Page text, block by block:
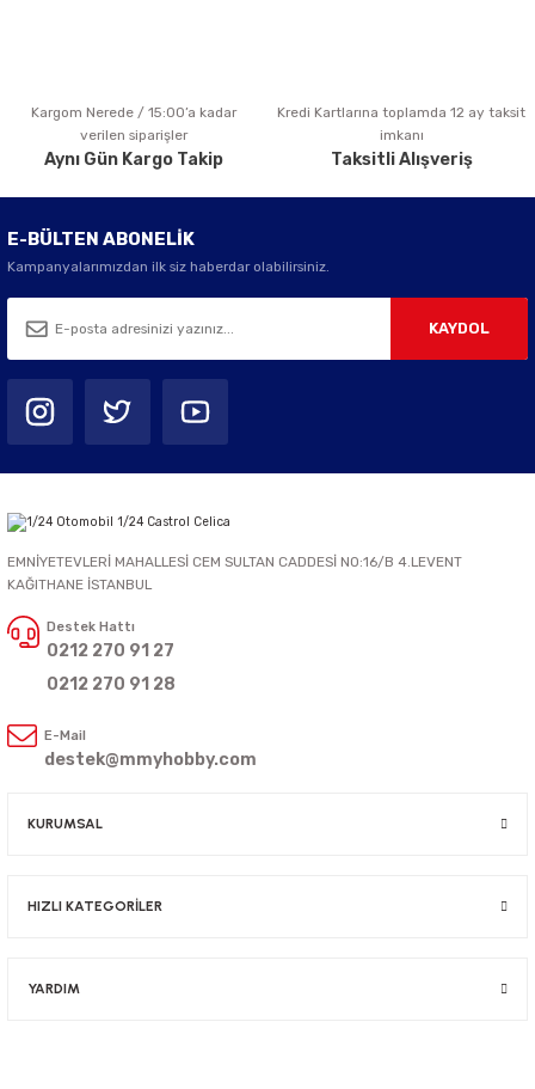
Gönder
Kargom Nerede / 15:00’a kadar
verilen siparişler
Aynı Gün Kargo Takip
Kredi Kartlarına toplamda 12 ay taksit
imkanı
Taksitli Alışveriş
E-BÜLTEN ABONELİK
Kampanyalarımızdan ilk siz haberdar olabilirsiniz.
KAYDOL
EMNİYETEVLERİ MAHALLESİ CEM SULTAN CADDESİ NO:16/B 4.LEVENT
KAĞITHANE İSTANBUL
Destek Hattı
0212 270 91 27
0212 270 91 28
E-Mail
destek@mmyhobby.com
KURUMSAL
HIZLI KATEGORİLER
YARDIM